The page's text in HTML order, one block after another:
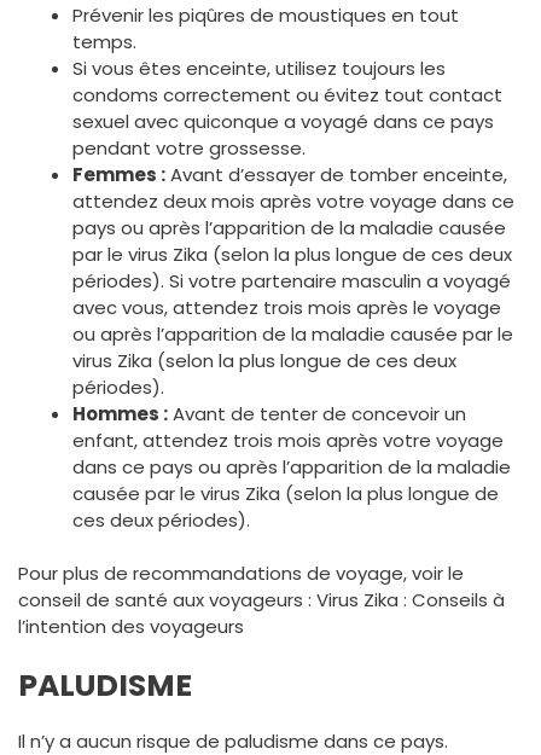
Prévenir les piqûres de moustiques en tout
temps.
Si vous êtes enceinte, utilisez toujours les
condoms correctement ou évitez tout contact
sexuel avec quiconque a voyagé dans ce pays
pendant votre grossesse.
Femmes :Avant d’essayer de tomber enceinte,
attendez deux mois après votre voyage dans ce
pays ou après l’apparition de la maladie causée
par le virus Zika (selon la plus longue de ces deux
périodes). Si votre partenaire masculin a voyagé
avec vous, attendez trois mois après le voyage
ou après l’apparition de la maladie causée par le
virus Zika (selon la plus longue de ces deux
périodes).
Hommes :Avant de tenter de concevoir un
enfant, attendez trois mois après votre voyage
dans ce pays ou après l’apparition de la maladie
causée par le virus Zika (selon la plus longue de
ces deux périodes).
Pour plus de recommandations de voyage, voir le
conseil de santé aux voyageurs : Virus Zika : Conseils à
l’intention des voyageurs
PALUDISME
Il n’y a aucun risque de paludisme dans ce pays.